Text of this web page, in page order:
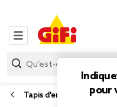
pour
Tapis d'entrée et